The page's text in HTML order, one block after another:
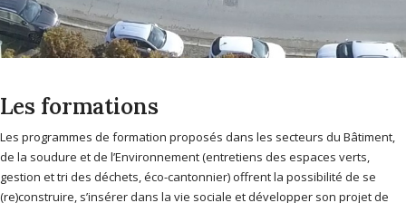
Les formations
Les programmes de formation proposés dans les secteurs du Bâtiment,
de la soudure et de l’Environnement (entretiens des espaces verts,
gestion et tri des déchets, éco-cantonnier) offrent la possibilité de se
(re)construire, s’insérer dans la vie sociale et développer son projet de